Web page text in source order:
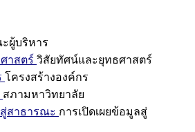
ผู้บริหาร
าสตร์ วิสัยทัศน์และยุทธศาสตร์
โครงสร้างองค์กร
สภามหาวิทยาลัย
สู่สาธารณะ การเปิดเผยข้อมูลสู่